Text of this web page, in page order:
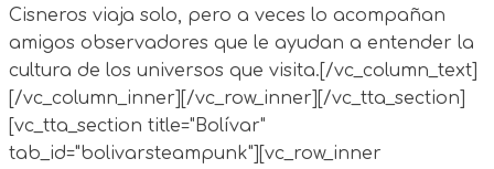
Cisneros viaja solo, pero a veces lo acompañan
amigos observadores que le ayudan a entender la
cultura de los universos que visita.[/vc_column_text]
[/vc_column_inner][/vc_row_inner][/vc_tta_section]
[vc_tta_section title="Bolívar"
tab_id="bolivarsteampunk"][vc_row_inner